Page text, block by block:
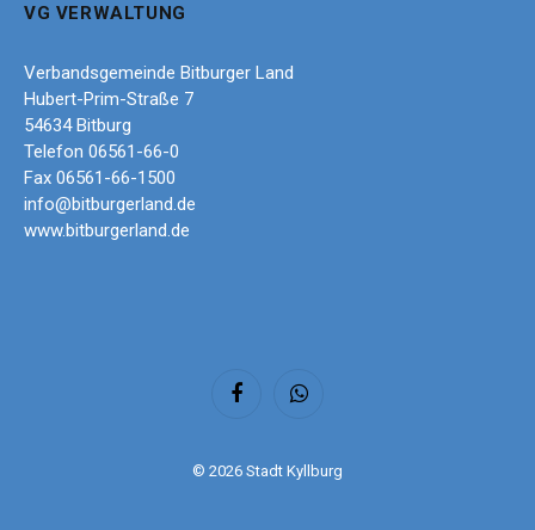
VG VERWALTUNG
Verbandsgemeinde Bitburger Land
Hubert-Prim-Straße 7
54634 Bitburg
Telefon 06561-66-0
Fax 06561-66-1500
info@bitburgerland.de
www.bitburgerland.de
FacebookWhatsApp
© 2026 Stadt Kyllburg